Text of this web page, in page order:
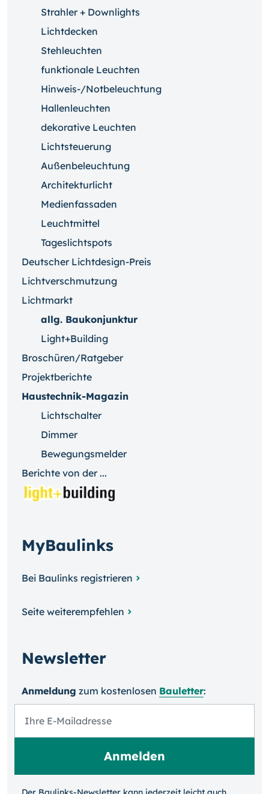
Strahler + Downlights
Lichtdecken
Stehleuchten
funktionale Leuchten
Hinweis-/Notbeleuchtung
Hallenleuchten
dekorative Leuchten
Lichtsteuerung
Außenbeleuchtung
Architekturlicht
Medienfassaden
Leuchtmittel
Tageslichtspots
Deutscher Lichtdesign-Preis
Lichtverschmutzung
Lichtmarkt
allg. Baukonjunktur
Light+Building
Broschüren/Ratgeber
Projektberichte
Haustechnik-Magazin
Lichtschalter
Dimmer
Bewegungsmelder
Berichte von der ...
MyBaulinks
Bei Baulinks registrieren
Seite weiterempfehlen
Newsletter
Anmeldung zum kosten­losen Bauletter: